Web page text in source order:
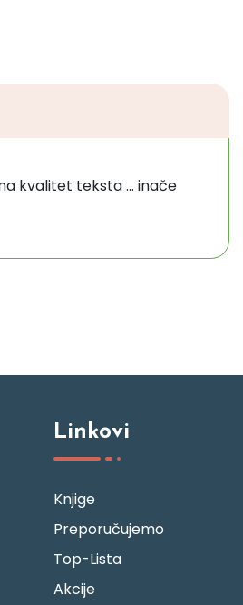
kvalitet teksta ... inače
Linkovi
Knjige
Preporučujemo
Top-Lista
Akcije